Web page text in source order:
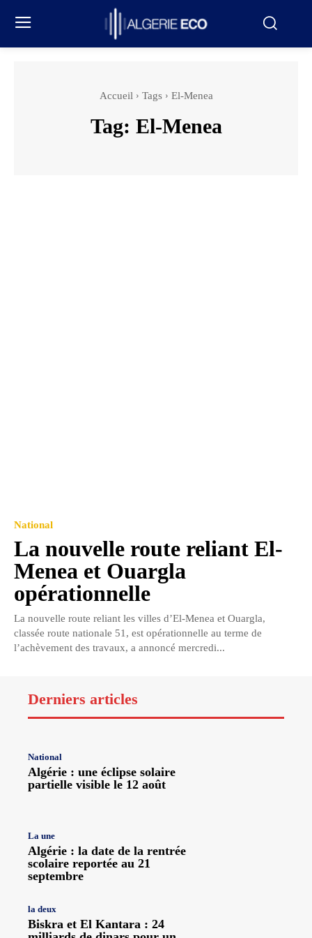
Accueil Tags El-Menea
Tag: El-Menea
National
La nouvelle route reliant El-
Menea et Ouargla
opérationnelle
La nouvelle route reliant les villes d’El-Menea et Ouargla,
classée route nationale 51, est opérationnelle au terme de
l’achèvement des travaux, a annoncé mercredi...
Derniers articles
National
Algérie : une éclipse solaire
partielle visible le 12 août
La une
Algérie : la date de la rentrée
scolaire reportée au 21
septembre
la deux
Biskra et El Kantara : 24